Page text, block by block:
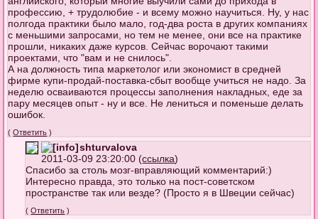
профессию, + трудолюбие - и всему можно научиться. Ну, у нас
полгода практики было мало, год-два роста в других компаниях
с меньшими запросами, но тем не менее, они все на практике
прошли, никаких даже курсов. Сейчас ворочают такими
проектами, что "вам и не снилось".
А на должность типа маркетолог или экономист в средней
фирме купи-продай-поставка-сбыт вообще учиться не надо. За
неделю осваиваются процессы заполнения накладных, еде за
пару месяцев опыт - ну и все. Не лениться и поменьше делать
ошибок.
(Ответить )
shturvalova
2011-03-09 23:20:00 (ссылка)
Спасибо за столь мозг-вправляющий комментарий:)
Интересно правда, это только на пост-советском
пространстве так или везде? (Просто я в Швеции сейчас)
(Ответить )